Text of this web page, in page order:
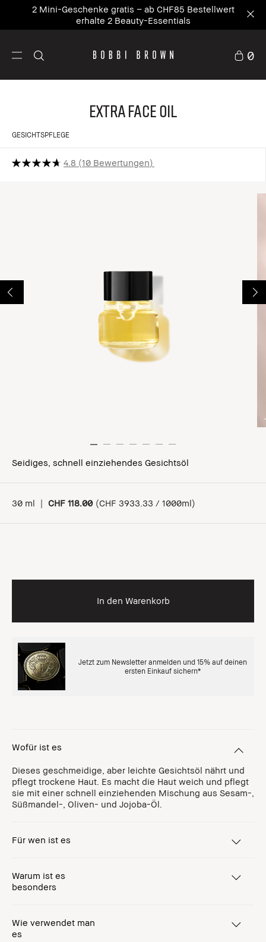
2 Mini-Geschenke gratis – ab CHF85 Bestellwert
erhalte 2 Beauty-Essentials
0
Extra Face Oil
GESICHTSPFLEGE
4.8 10 Bewertungen
Seidiges, schnell einziehendes Gesichtsöl
30 ml | CHF 118.00 (CHF 3933.33 / 1000ml)
In den Warenkorb
Jetzt zum Newsletter anmelden und 15% auf deinen
ersten Einkauf sichern*
Wofür ist es
Dieses geschmeidige, aber leichte Gesichtsöl nährt und
pflegt trockene Haut. Es macht die Haut weich und pflegt
sie mit einer schnell einziehenden Mischung aus Sesam-,
Süßmandel-, Oliven- und Jojoba-Öl.
Für wen ist es
Warum ist es
besonders
Wie verwendet man
es